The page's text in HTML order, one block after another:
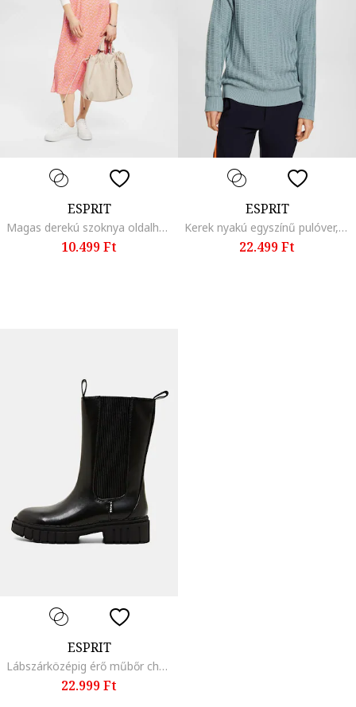
ESPRIT
Magas derekú szoknya oldalhasítékkal, Narancssárga/Halványlila
10.499 Ft
ESPRIT
Kerek nyakú egyszínű pulóver, Hamuszürke
22.499 Ft
ESPRIT
Lábszárközépig érő műbőr chelsea csizma, Fekete
22.999 Ft